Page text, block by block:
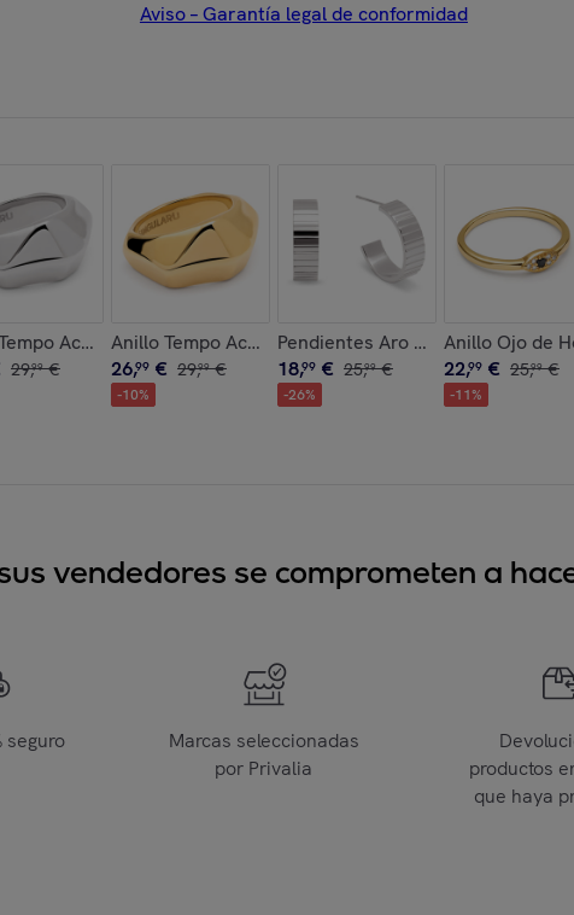
Aviso – Garantía legal de conformidad
OroAcero
29,99 €
Anillo Tempo Acero Baño Oro
26,99 € 29,99 €
-10%
Pendientes Aro Gear Acero
18,99 € 25,99 €
-26%
Anillo Ojo de
22,99 € 25,99 €
-11%
vendedores se comprometen a
seguro
Marcas seleccionadas
por Privalia
productos
que haya